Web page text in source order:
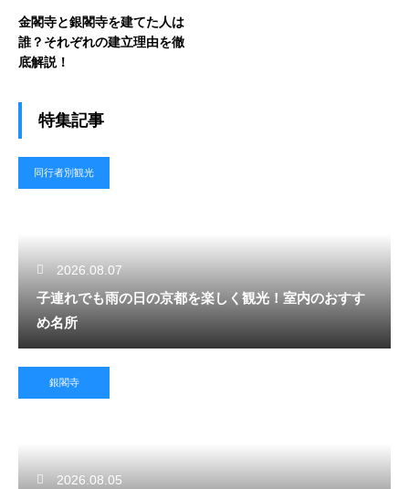
金閣寺と銀閣寺を建てた人は
誰？それぞれの建立理由を徹
底解説！
特集記事
同行者別観光
2026.08.07
子連れでも雨の日の京都を楽しく観光！室内のおすす
め名所
銀閣寺
2026.08.05